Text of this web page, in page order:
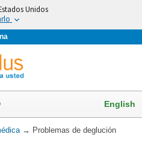
Unidos
English
→ Problemas de deglución